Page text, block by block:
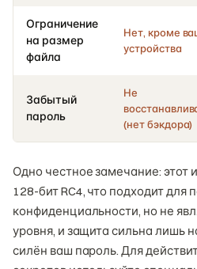
Ограничение
на размер
файла
Нет, кроме
устройства
Забытый
пароль
Не
(нет бэкдора)
Одно честное замечание: этот
128-бит RC4, что подходит для
конфиденциальности, но не
уровня, и защита сильна лишь
силён ваш пароль. Для